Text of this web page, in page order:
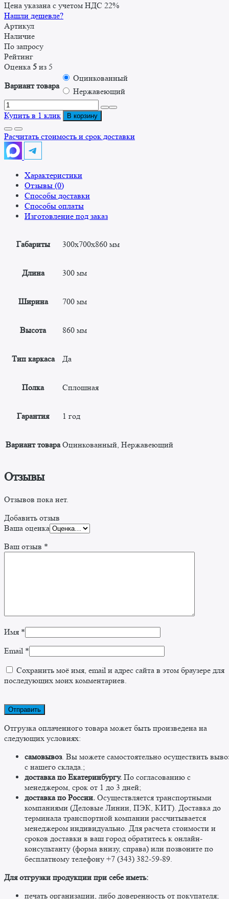
Цена указана с учетом НДС 22%
Нашли дешевле?
Артикул
Наличие
По запросу
Рейтинг
Оценка 5 из 5
Вариант товара
Оцинкованный
Нержавеющий
Количество
товара
вставка
СВ
300x700x860
Купить в 1 клик В корзину
Расчитать стоимость и срок доставки
Характеристики
Отзывы (0)
Способы доставки
Способы оплаты
Изготовление под заказ
Габариты 300x700x860 мм
Длина 300 мм
Ширина 700 мм
Высота 860 мм
Тип каркаса Да
Полка Сплошная
Гарантия 1 год
Вариант товара Оцинкованный, Нержавеющий
Отзывы
Отзывов пока нет.
Добавить отзыв
Ваша оценка
Ваш отзыв *
Имя *
Email *
Сохранить моё имя, email и адрес сайта в этом браузере для
последующих моих комментариев.
Отгрузка оплаченного товара может быть произведена на
следующих условиях:
самовывоз. Вы можете самостоятельно осуществить
c нашего склада.;
доставка по Екатеринбургу. По согласованию с
менеджером, срок от 1 до 3 дней;
доставка по России. Осуществляется транспортными
компаниями (Деловые Линии, ПЭК, КИТ). Доставка до
терминала транспортной компании рассчитывается
менеджером индивидуально. Для расчета стоимости и
сроков доставки в ваш город обратитесь к онлайн-
консультанту (форма внизу, справа) или позвоните по
бесплатному телефону +7 (343) 382-59-89. ​
​Для отгрузки продукции при себе иметь:
печать организации, либо доверенность от покупателя;